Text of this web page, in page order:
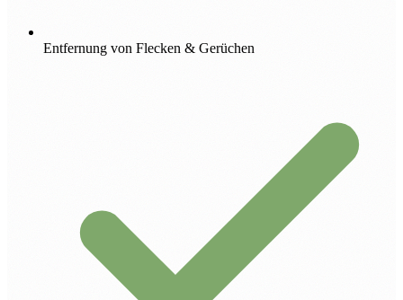
Entfernung von Flecken & Gerüchen